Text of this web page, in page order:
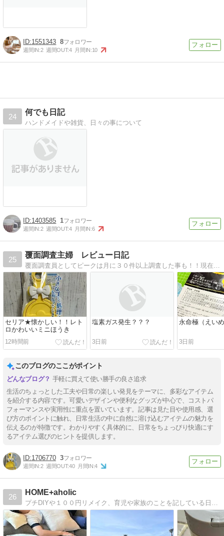
1551343 8
週間IN:2 週間OUT:4 月間IN:10
24
何でも日記
ハンドメイドや雑貨、日々の事について
1403585 1
週間IN:2 週間OUT:4 月間IN:6
25
覆面調査主婦 レビュー日記
セリア★懐かしい！！レト
ロかわいいミニほうき
12時間前
塩素ガス発生？？？
3日前
永命極（えい
3日前
このブログのここがポイント
手軽に買えて使い勝手の良さ追求
生活のちょっとした工夫や日常の楽しい発見をテーマに、多彩なアイテム
を紹介する内容です。可愛いデザインや便利なグッズが中心で、コストパ
フォーマンスや実用性に重点を置いています。記事は見た目や使用感、選
び方のポイントに触れ、日常生活の中に自然に溶け込むアイテムの魅力を
伝えるのが特徴です。わかりやすく具体的に、日常をちょっぴり快適にす
るアイテム選びのヒントを提供します。
1706770 3
週間IN:2 週間OUT:40 月間IN:4
26
HOME+aholic
プチDIYや１００円リメイク、育児や家族のことを記している日々日記です。